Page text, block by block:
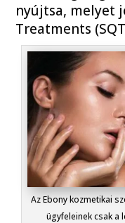
nyújtsa, melyet
Treatments
Az Ebony kozmetikai
ügyfeleinek csak